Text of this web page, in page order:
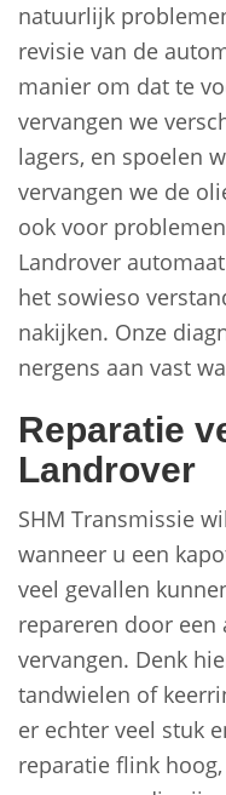
natuurlijk
revisie van de
manier om dat te
vervangen we
lagers, en spoelen
vervangen we de
ook voor
Landrover
het sowieso
nakijken. Onze
nergens aan vast
Reparatie
Landrover
SHM Transmissie
wanneer u een
veel gevallen
repareren door
vervangen. Denk
tandwielen of
er echter veel stuk
reparatie flink